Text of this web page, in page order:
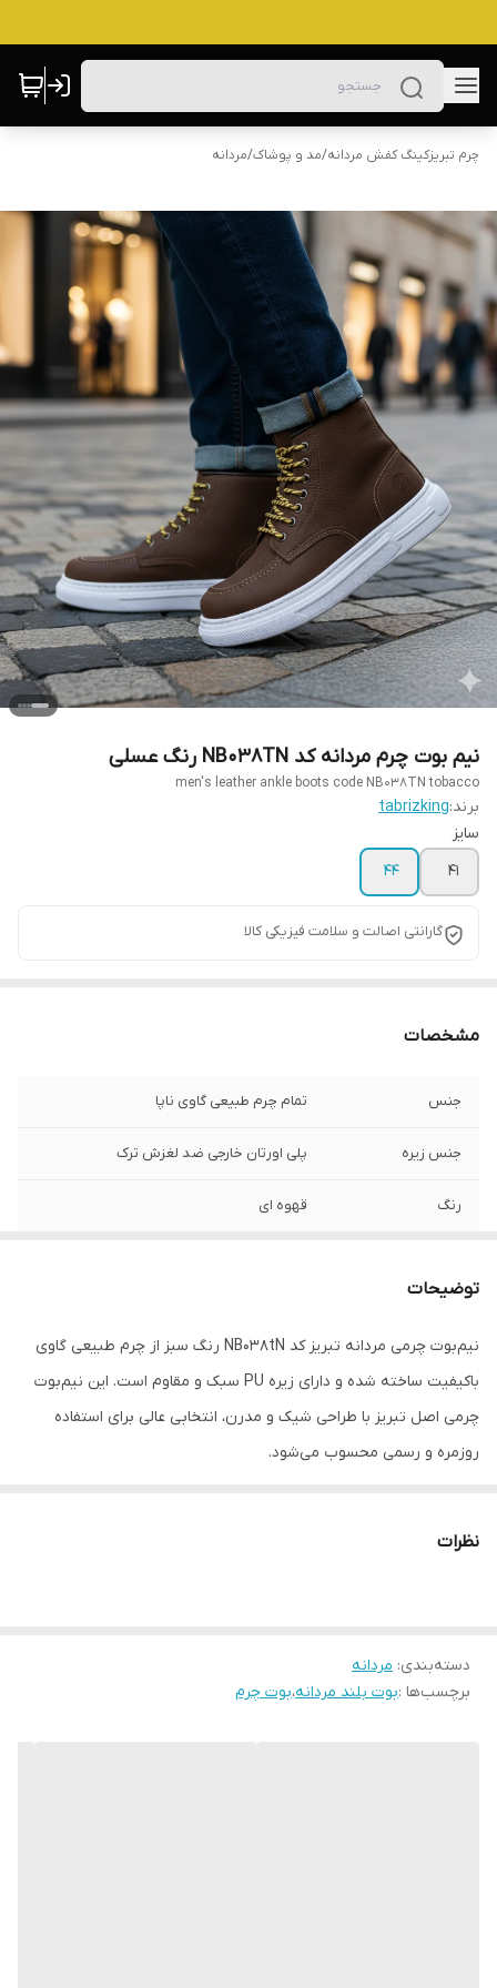
چرم تبریزکینگ کفش مردانه/مد و پوشاک/مردانه
نیم بوت چرم مردانه کد NB038TN رنگ عسلی
men's leather ankle boots code NB038TN tobacco
برند:tabrizking
سایز
41
44
گارانتی اصالت و سلامت فیزیکی کالا
مشخصات
جنس تمام چرم طبیعی گاوی ناپا
جنس زیره پلی اورتان خارجی ضد لغزش ترک
رنگ قهوه ای
توضیحات
نیم‌بوت چرمی مردانه تبریز کد NB038tN رنگ سبز از چرم طبیعی گاوی
باکیفیت ساخته شده و دارای زیره PU سبک و مقاوم است. این نیم‌بوت
چرمی اصل تبریز با طراحی شیک و مدرن، انتخابی عالی برای استفاده
روزمره و رسمی محسوب می‌شود.
ارسال به سراسر کشور، ضمانت اصالت کالا و قیمت مناسب از مزایای
نظرات
دسته‌بندی: مردانه
برچسب‌ها :بوت بلند مردانه،بوت چرم